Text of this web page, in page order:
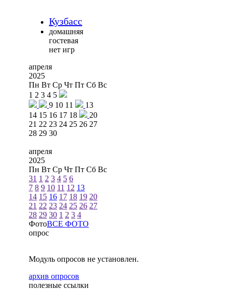
Кузбасс
домашняя
гостевая
нет игр
апреля
2025
Пн Вт Ср Чт Пт Сб Вс
1 2 3 4 5
9 10 11
13
14 15 16 17 18
20
21 22 23 24 25 26 27
28 29 30
апреля
2025
Пн Вт Ср Чт Пт Сб Вс
31 1 2 3 4 5 6
7 8 9 10 11 12 13
14 15 16 17 18 19 20
21 22 23 24 25 26 27
28 29 30 1 2 3 4
ФотоВСЕ ФОТО
опрос
Модуль опросов не установлен.
архив опросов
полезные ссылки